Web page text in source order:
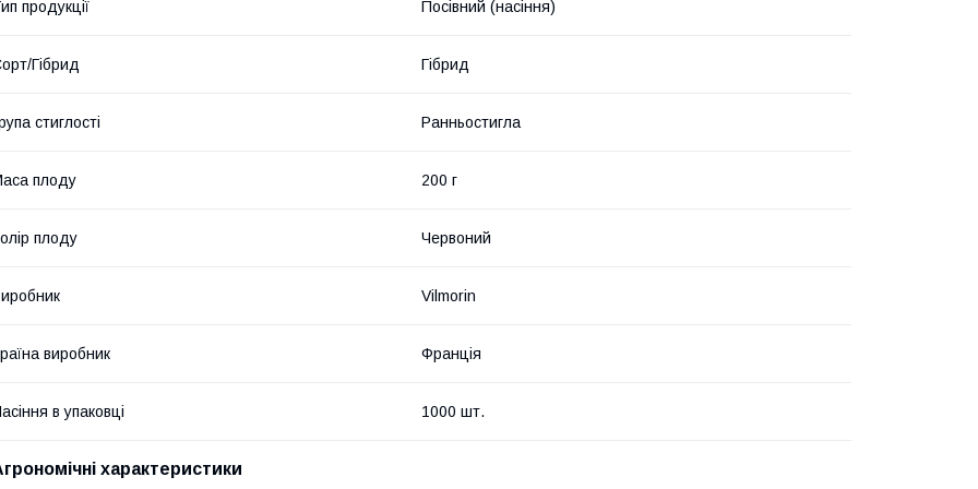
продукції Посівний (насіння)
Гібрид Гібрид
стиглості Ранньостигла
плоду 200 г
плоду Червоний
Vilmorin
виробник Франція
в упаковці 1000 шт.
характеристики